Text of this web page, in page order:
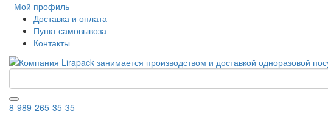
Мой профиль
Доставка и оплата
Пункт самовывоза
Контакты
8-989-265-35-35